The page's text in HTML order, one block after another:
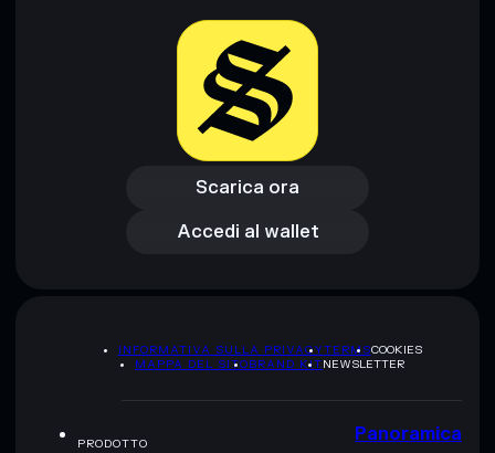
Scarica ora
Scarica ora
Accedi al wallet
Accedi al wallet
INFORMATIVA SULLA PRIVACYTERMSCOOKIES
MAPPA DEL SITOBRAND KITNEWSLETTER
PRODOTTO Panoramica